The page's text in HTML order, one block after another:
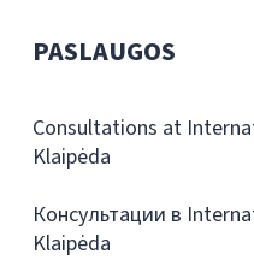
PASLAUGOS
Consultations at
Klaipėda
Консультации в
Klaipėda